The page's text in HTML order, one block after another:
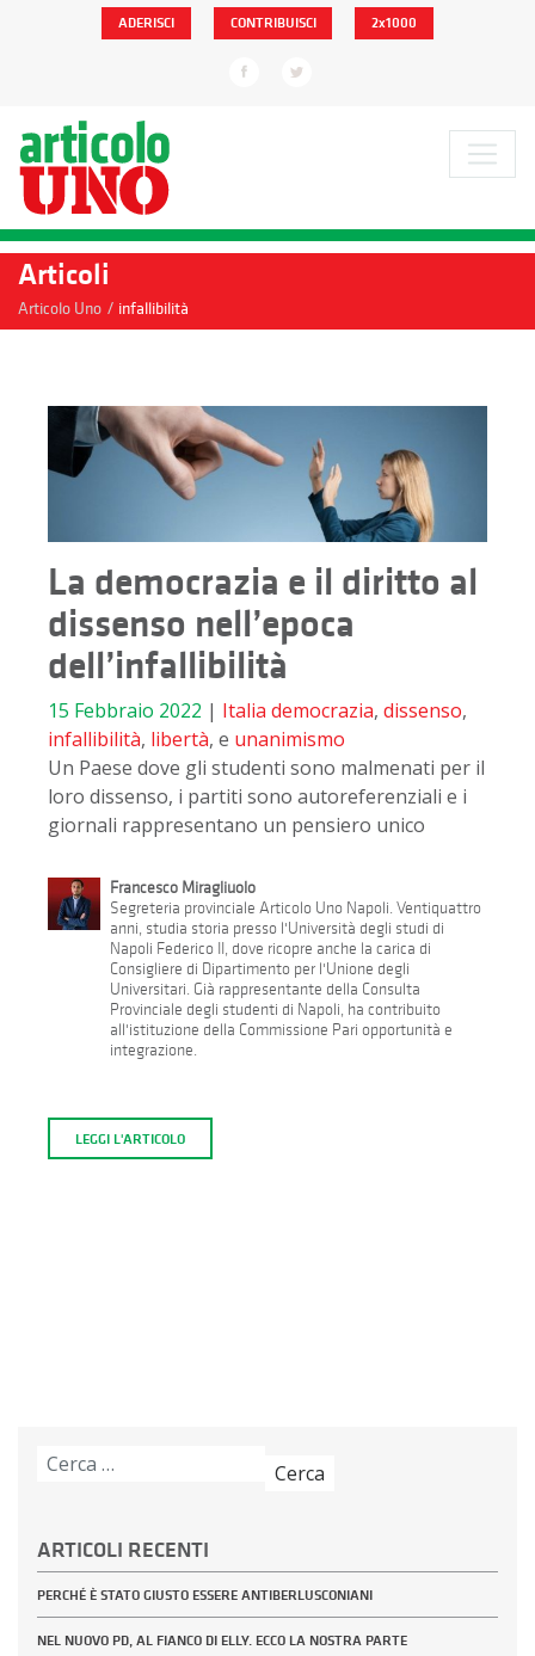
ADERISCI CONTRIBUISCI 2x1000
Articoli
Articolo Uno / infallibilità
La democrazia e il diritto al
dissenso nell’epoca
dell’infallibilità
15 Febbraio 2022 | Italia democrazia, dissenso,
infallibilità, libertà, e unanimismo
Un Paese dove gli studenti sono malmenati per il
loro dissenso, i partiti sono autoreferenziali e i
giornali rappresentano un pensiero unico
Francesco Miragliuolo
Segreteria provinciale Articolo Uno Napoli. Ventiquattro
anni, studia storia presso l'Università degli studi di
Napoli Federico II, dove ricopre anche la carica di
Consigliere di Dipartimento per l'Unione degli
Universitari. Già rappresentante della Consulta
Provinciale degli studenti di Napoli, ha contribuito
all'istituzione della Commissione Pari opportunità e
integrazione.
LEGGI L'ARTICOLO
Ricerca
ARTICOLI RECENTI
PERCHÉ È STATO GIUSTO ESSERE ANTIBERLUSCONIANI
NEL NUOVO PD, AL FIANCO DI ELLY. ECCO LA NOSTRA PARTE